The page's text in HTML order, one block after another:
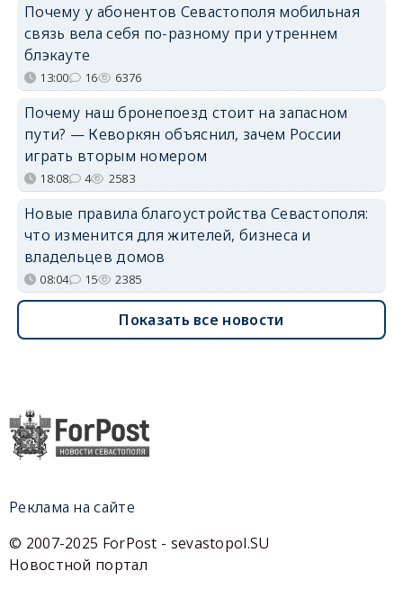
Почему у абонентов Севастополя мобильная
связь вела себя по-разному при утреннем
блэкауте
13:00 16 6376
Почему наш бронепоезд стоит на запасном
пути? — Кеворкян объяснил, зачем России
играть вторым номером
18:08 4 2583
Новые правила благоустройства Севастополя:
что изменится для жителей, бизнеса и
владельцев домов
08:04 15 2385
Показать все новости
Реклама на сайте
© 2007-2025 ForPost - sevastopol.SU
Новостной портал